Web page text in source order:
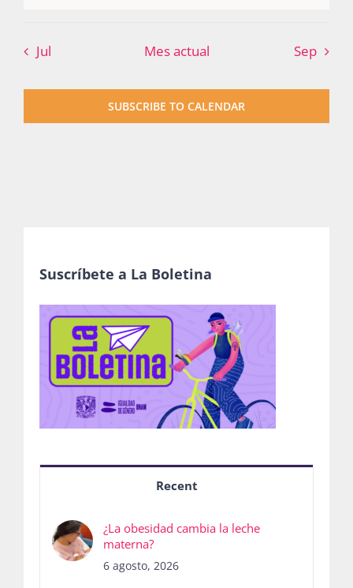
Bienvenida generación 2027-1
Jul Mes actual Sep
SUBSCRIBE TO CALENDAR
Suscríbete a La Boletina
Recent
¿La obesidad cambia la leche
materna?
6 agosto, 2026